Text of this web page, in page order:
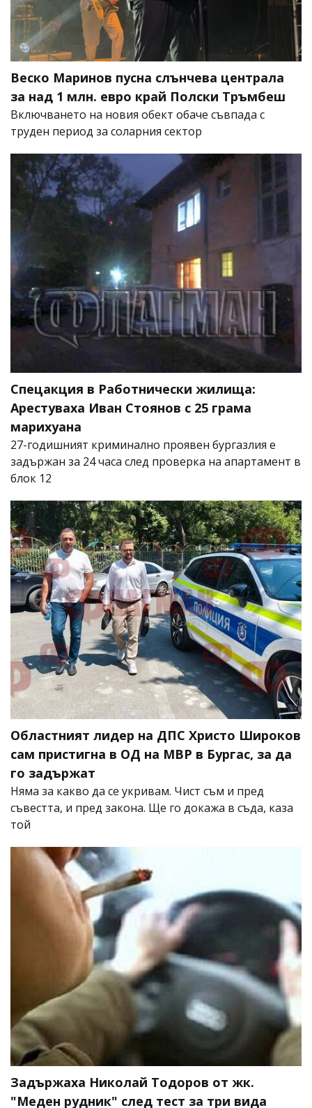
Веско Маринов пусна слънчева централа
за над 1 млн. евро край Полски Тръмбеш
Включването на новия обект обаче съвпада с
труден период за соларния сектор
Спецакция в Работнически жилища:
Арестуваха Иван Стоянов с 25 грама
марихуана
27-годишният криминално проявен бургазлия е
задържан за 24 часа след проверка на апартамент в
блок 12
Областният лидер на ДПС Христо Широков
сам пристигна в ОД на МВР в Бургас, за да
го задържат
Няма за какво да се укривам. Чист съм и пред
съвестта, и пред закона. Ще го докажа в съда, каза
той
Задържаха Николай Тодоров от жк.
"Меден рудник" след тест за три вида